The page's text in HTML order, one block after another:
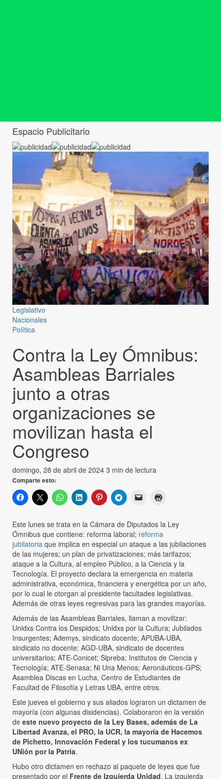
Espacio Publicitario
Legislativo
Nacionales
Política
Contra la Ley Ómnibus:
Asambleas Barriales
junto a otras
organizaciones se
movilizan hasta el
Congreso
domingo, 28 de abril de 2024 3 min de lectura
Comparte esto:
Este lunes se trata en la Cámara de Diputados la Ley
Ómnibus que contiene: reforma laboral; reforma
jubilatoria que implica en especial un ataque a las jubilaciones
de las mujeres; un plan de privatizaciones; más tarifazos;
ataque a la Cultura, al empleo Público, a la Ciencia y la
Tecnología. El proyecto declara la emergencia en materia
administrativa, económica, financiera y energética por un año,
por lo cual le otorgan al presidente facultades legislativas.
Además de otras leyes regresivas para las grandes mayorías.
Además de las Asambleas Barriales, llaman a movilizar:
Unidxs Contra los Despidos; Unidxs por la Cultura; Jubilados
Insurgentes; Ademys, sindicato docente; APUBA-UBA,
sindicato no docente; AGD-UBA, sindicato de docentes
universitarios; ATE-Conicet; Sipreba; Institutos de Ciencia y
Tecnología; ATE-Senasa; Ni Una Menos; Aeronáuticos-GPS;
Asamblea Discas en Lucha, Centro de Estudiantes de
Facultad de Filosofía y Letras UBA, entre otros.
Este jueves el gobierno y sus aliados lograron un dictamen de
mayoría (con algunas disidencias). Colaboraron en la versión
de este nuevo proyecto de la Ley Bases, además de La
Libertad Avanza, el PRO, la UCR, la mayoría de Hacemos
de Pichetto, Innovación Federal y los tucumanos ex
UNión por la Patria.
Hubo otro dictamen en rechazo al paquete de leyes que fue
presentado por el Frente de Izquierda Unidad. La izquierda